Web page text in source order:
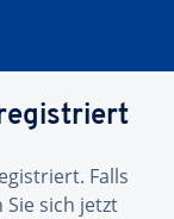
Falls
sich jetzt